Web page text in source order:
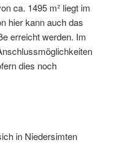
ca. 1495 m² liegt im
hier kann auch das
erreicht werden. Im
dies noch
in Niedersimten